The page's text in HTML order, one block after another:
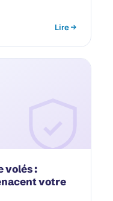
Lire
volés :
votre